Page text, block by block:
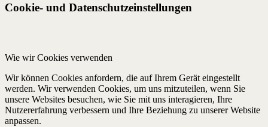
Cookie- und Datenschutzeinstellungen
Wie wir Cookies verwenden
Wir können Cookies anfordern, die auf Ihrem Gerät eingestellt
werden. Wir verwenden Cookies, um uns mitzuteilen, wenn Sie
unsere Websites besuchen, wie Sie mit uns interagieren, Ihre
Nutzererfahrung verbessern und Ihre Beziehung zu unserer Website
anpassen.